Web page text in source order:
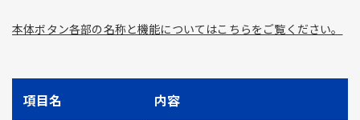
本体ボタン各部の名称と機能についてはこちらをご覧ください。
項目名 内容